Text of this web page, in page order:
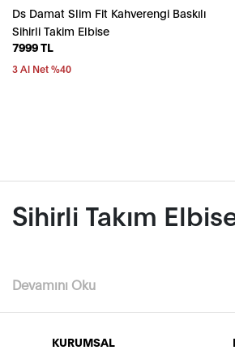
Ds Damat Slim Fit Kahverengi Baskılı
Sihirli Takim Elbise
7999 TL
3 Al Net %40
Sihirli Takım
Sihirli takım elbise modelleri,
eden alternatifler bulunur. Özellikle iş
dünyasında sihirli modeller,
Devamını Oku
KURUMSAL